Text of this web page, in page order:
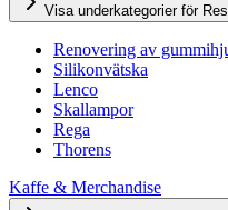
Visa underkategorier för
Renovering av
Silikonvätska
Lenco
Skallampor
Rega
Thorens
Kaffe & Merchandise